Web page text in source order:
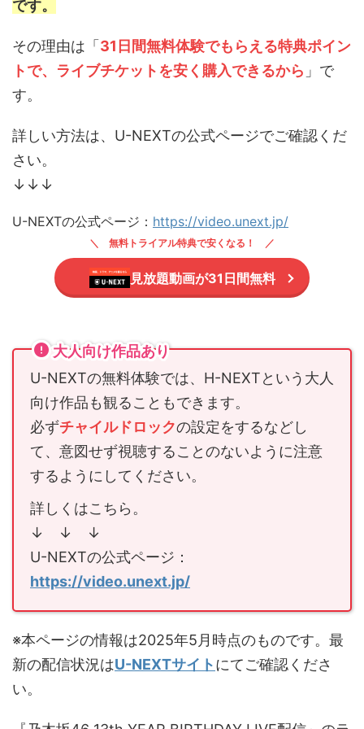
です。
その理由は「31日間無料体験でもらえる特典ポイン
トで、ライブチケットを安く購入できるから 」で
す。
詳しい方法は、U-NEXTの公式ページでご確認くだ
さい。
↓↓↓
U-NEXTの公式ページ： https://video.unext.jp/
無料トライアル特典で安くなる！
見放題動画が31日間無料
大人向け作品あり
U-NEXTの無料体験では、H-NEXTという大人
向け作品も観ることもできます。
必ずチャイルドロックの設定をするなどし
て、意図せず視聴することのないように注意
するようにしてください。
詳しくはこちら。
↓ ↓ ↓
U-NEXTの公式ページ：
https://video.unext.jp/
※本ページの情報は2025年5月時点のものです。最
新の配信状況はU-NEXTサイトにてご確認くださ
い。